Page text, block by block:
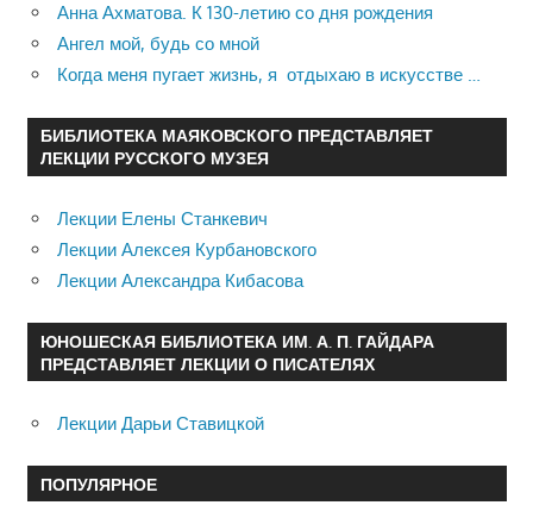
Анна Ахматова. К 130-летию со дня рождения
Ангел мой, будь со мной
Когда меня пугает жизнь, я отдыхаю в искусстве …
БИБЛИОТЕКА МАЯКОВСКОГО ПРЕДСТАВЛЯЕТ
ЛЕКЦИИ РУССКОГО МУЗЕЯ
Лекции Елены Станкевич
Лекции Алексея Курбановского
Лекции Александра Кибасова
ЮНОШЕСКАЯ БИБЛИОТЕКА ИМ. А. П. ГАЙДАРА
ПРЕДСТАВЛЯЕТ ЛЕКЦИИ О ПИСАТЕЛЯХ
Лекции Дарьи Ставицкой
ПОПУЛЯРНОЕ